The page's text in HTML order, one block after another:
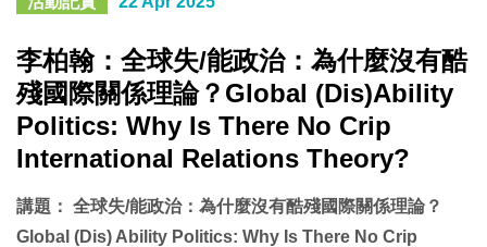
李柏翰：全球失/能政治：為什麼沒有酷
殘國際關係理論？Global (Dis)Ability
Politics: Why Is There No Crip
International Relations Theory?
講題： 全球失/能政治：為什麼沒有酷殘國際關係理論？
Global (Dis) Ability Politics: Why Is There No Crip